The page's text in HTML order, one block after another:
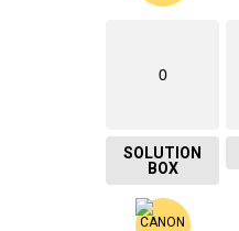
0
SOLUTION
BOX